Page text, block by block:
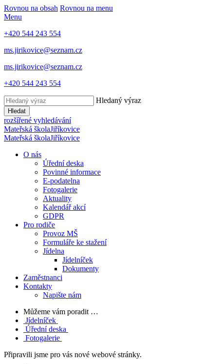
Rovnou na obsah Rovnou na menu
Menu
+420 544 243 554
ms.jirikovice@seznam.cz
ms.jirikovice@seznam.cz
+420 544 243 554
Hledaný výraz
Hledat
rozšířené vyhledávání
Mateřská školaJiříkovice
Mateřská školaJiříkovice
O nás
Úřední deska
Povinné informace
E-podatelna
Fotogalerie
Aktuality
Kalendář akcí
GDPR
Pro rodiče
Provoz MŠ
Formuláře ke stažení
Jídelna
Jídelníček
Dokumenty
Zaměstnanci
Kontakty
Napište nám
Můžeme vám poradit …
Jídelníček
Úřední deska
Fotogalerie
Připravili jsme pro vás nové webové stránky.